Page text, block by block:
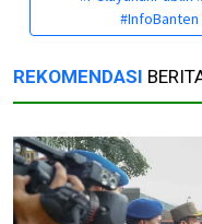
#InfoBanten
REKOMENDASI